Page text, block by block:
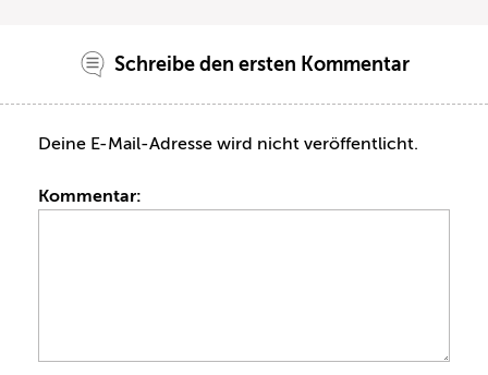
Schreibe den ersten Kommentar
Deine E-Mail-Adresse wird nicht veröffentlicht.
Kommentar: